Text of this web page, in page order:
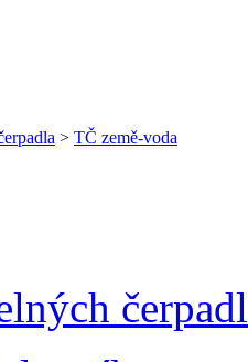
> TČ země-voda